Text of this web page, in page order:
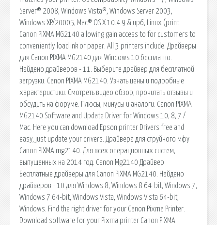
Server® 2008, Windows Vista®, Windows Server 2003,
Windows XP/20005, Mac® OS X 10.4.9 & up6, Linux (print.
Canon PIXMA MG2140 allowing gain access to for customers to
conveniently load ink or paper. All 3 printers include. Драйверы
для Canon PIXMA MG2140 для Windows 10 бесплатно.
Найдено драйверов - 11. Выберите драйвер для бесплатной
загрузки. Canon PIXMA MG2140. Узнать цены и подробные
характеристики. Смотреть видео обзор, прочитать отзывы и
обсудить на форуме. Плюсы, минусы и аналоги. Canon PIXMA
MG2140 Software and Update Driver for Windows 10, 8, 7 /
Mac. Here you can download Epson printer Drivers free and
easy, just update your drivers. Драйвера для струйного мфу
Canon PIXMA mg2140. Для всех операционных систем,
выпущенных на 2014 год. Canon Mg2140 Драйвер
Бесплатные драйверы для Canon PIXMA MG2140. Найдено
драйверов - 10 для Windows 8, Windows 8 64-bit, Windows 7,
Windows 7 64-bit, Windows Vista, Windows Vista 64-bit,
Windows. Find the right driver for your Canon Pixma Printer.
Download software for your Pixma printer Canon PIXMA